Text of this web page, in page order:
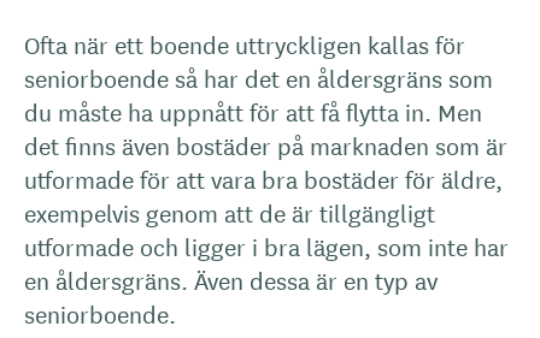
Ofta när ett boende uttryckligen kallas för
seniorboende så har det en åldersgräns som
du måste ha uppnått för att få flytta in. Men
det finns även bostäder på marknaden som är
utformade för att vara bra bostäder för äldre,
exempelvis genom att de är tillgängligt
utformade och ligger i bra lägen, som inte har
en åldersgräns. Även dessa är en typ av
seniorboende.